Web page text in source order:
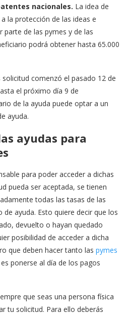
nacionales. La idea de
la protección de las ideas e
parte de las pymes y de las
podrá obtener hasta 65.000
comenzó el pasado 12 de
el próximo día 9 de
de la ayuda puede optar a un
ayuda.
ayudas para
para poder acceder a dichas
pueda ser aceptada, se tienen
todas las tasas de las
ayuda. Esto quiere decir que los
devuelto o hayan quedado
posibilidad de acceder a dicha
que deben hacer tanto las pymes
es ponerse al día de los pagos
que seas una persona física
tu solicitud. Para ello deberás